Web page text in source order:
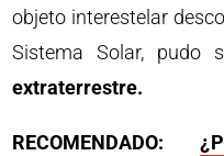
objeto interestelar
Sistema Solar, pudo
extraterrestre.
RECOMENDADO: